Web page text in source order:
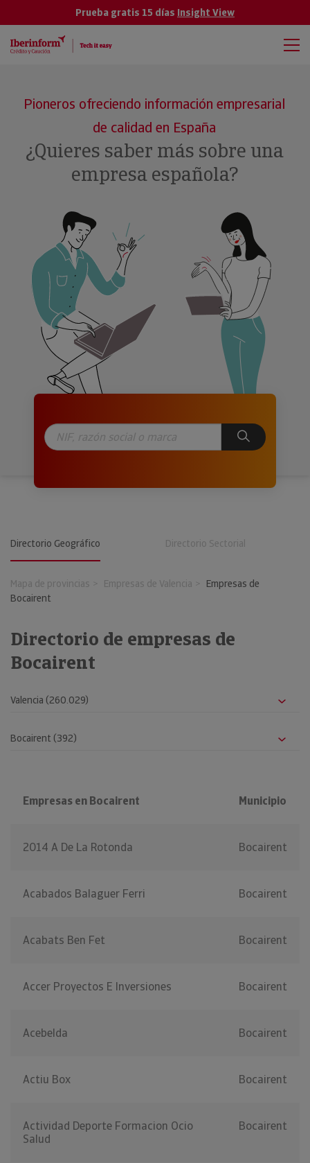
Prueba gratis 15 días Insight View
Pioneros ofreciendo información empresarial
de calidad en España
¿Quieres saber más sobre una
empresa española?
Directorio Geográfico Directorio Sectorial
Mapa de provincias Empresas de Valencia
Empresas de
Bocairent
Directorio de empresas de
Bocairent
Empresas en Bocairent Municipio
2014 A De La Rotonda Bocairent
Acabados Balaguer Ferri Bocairent
Acabats Ben Fet Bocairent
Accer Proyectos E Inversiones Bocairent
Acebelda Bocairent
Actiu Box Bocairent
Actividad Deporte Formacion Ocio
Salud
Bocairent